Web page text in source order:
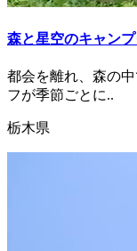
森と星空のキャン
都会を離れ、森の
フが季節ごとに..
栃木県